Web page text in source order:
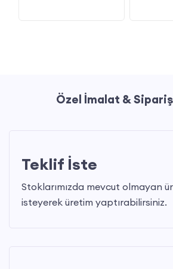
Özel İmalat &
Teklif İste
Stoklarımızda mevcut olmayan
isteyerek üretim yaptırabilirsiniz.